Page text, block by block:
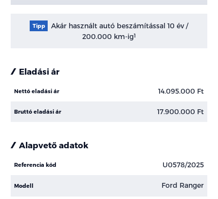
Tipp
Akár használt autó beszámítással 10 év /
200.000 km-ig1
Eladási ár
Nettó eladási ár 14.095.000 Ft
Bruttó eladási ár 17.900.000 Ft
Alapvető adatok
Referencia kód U0578/2025
Modell Ford Ranger